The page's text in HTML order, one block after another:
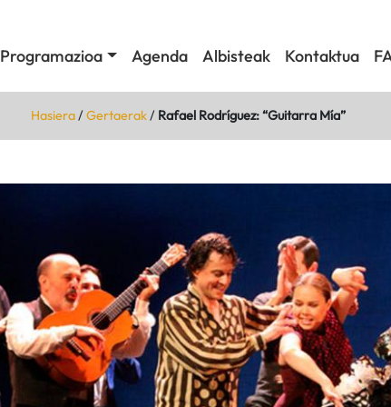
Programazioa Agenda Albisteak Kontaktua
Hasiera/Gertaerak/ Rafael Rodríguez: “Guitarra Mía”